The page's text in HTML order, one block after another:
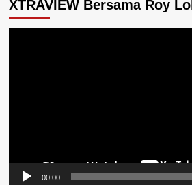
XTRAVIEW Bersama Roy
00:00